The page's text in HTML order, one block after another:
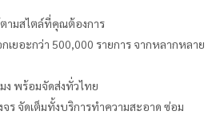
ามสไตล์ที่คุณต้องการ
เยอะกว่า 500,000 รายการ จากหลากหลาย
ง พร้อมจัดส่งทั่วไทย
ร จัดเต็มทั้งบริการทำความสะอาด ซ่อม